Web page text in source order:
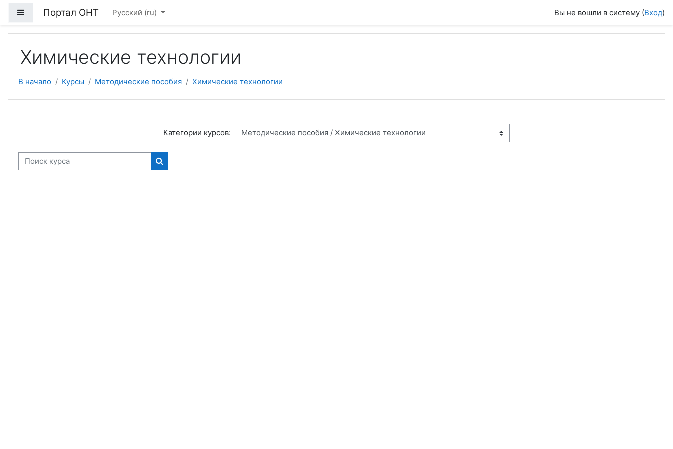
Боковая панель
Портал ОНТ Русский ‎(ru)‎ Вы не вошли в систему (Вход)
Химические технологии
В начало Курсы Методические пособия Химические технологии
Категории курсов:
Поиск курса
Поиск курса